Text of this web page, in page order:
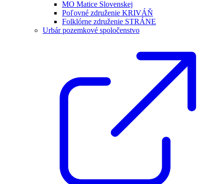
MO Matice Slovenskej
Poľovné združenie KRIVÁŇ
Folklórne združenie STRÁNE
Urbár pozemkové spoločenstvo